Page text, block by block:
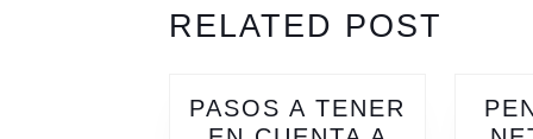
post:
RELATED POST
PASOS A TENER